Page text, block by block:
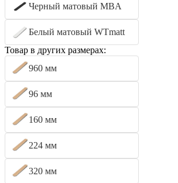
Черный матовый MBA
Белый матовый WTmatt
Товар в других размерах:
960 мм
96 мм
160 мм
224 мм
320 мм